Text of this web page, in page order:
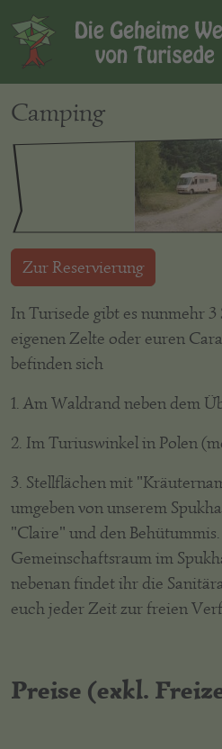
Camping
Zur Reservierung
In Turisede gibt es nunmehr
eigenen Zelte oder euren
befinden sich
1. Am Waldrand neben dem
2. Im Turiuswinkel in Polen
3. Stellflächen mit
umgeben von unserem
"Claire" und den
Gemeinschaftsraum im
nebenan findet ihr die
euch jeder Zeit zur freien
Preise (exkl.